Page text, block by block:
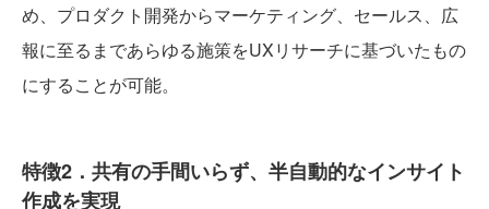
め、プロダクト開発からマーケティング、セールス、広
報に至るまであらゆる施策をUXリサーチに基づいたもの
にすることが可能。
特徴2．共有の手間いらず、半自動的なインサイト
作成を実現